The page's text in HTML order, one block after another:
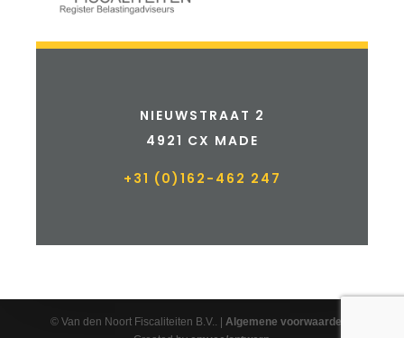
NIEUWSTRAAT 2
4921 CX MADE
+31 (0)162-462 247
© Van den Noort Fiscaliteiten B.V.. | Algemene voorwaarden